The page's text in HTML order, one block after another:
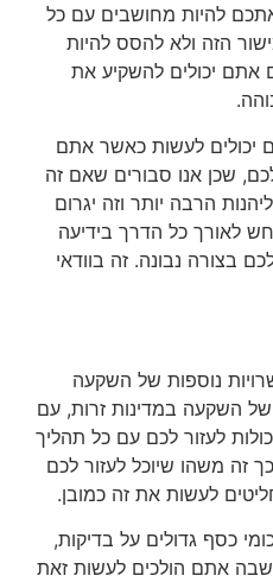
להיות מחושבים עם כל
הזה ולא להסס להיות
יכולים להשקיע את
לעשות כאשר אתם
שכן אנו סבורים שאם זה
הרבה יותר וזה יגרום
כל הדרך בידיעה
נבונה. זה בוודאי
נוספות של השקעה
במדינות זרות, עם
לעזור לכם עם כל תהליך
משהו שיוכל לעזור לכם
לעשות את זה כמובן.
כסף גדולים על בדיקות,
אתם הולכים לעשות זאת